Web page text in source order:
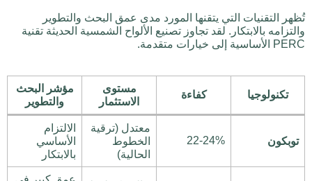
تُظهر التقنيات التي يتقنها المورد مدى عمق البحث والتطوير
والتزامه بالابتكار. لقد تجاوز تصنيع الألواح الشمسية الحديثة تقنية
PERC الأساسية إلى خيارات متقدمة.
تكنولوجيا كفاءة
مستوى
الاستثمار
مؤشر البحث
والتطوير
توبكون 22-24%
معتدل (ترقية
الخطوط
الحالية)
الالتزام
الأساسي
بالابتكار